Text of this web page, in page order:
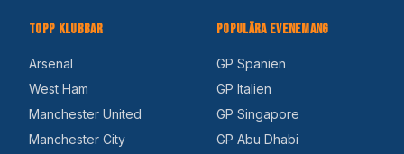
Topp Klubbar
Arsenal
West Ham
Manchester United
Manchester City
Populära Evenemang
GP Spanien
GP Italien
GP Singapore
GP Abu Dhabi